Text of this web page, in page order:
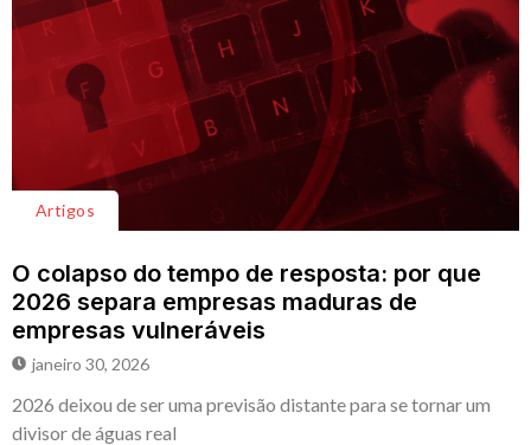
Artigos
O colapso do tempo de resposta: por que
2026 separa empresas maduras de
empresas vulneráveis
janeiro 30, 2026
2026 deixou de ser uma previsão distante para se tornar um
divisor de águas real